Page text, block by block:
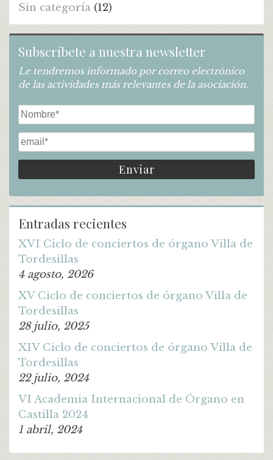
Sin categoría (12)
Subscríbete a nuestra newsletter
Le tendremos informado por correo electrónico
de las actividades más relevantes de la asociación.
Entradas recientes
XVI Ciclo de conciertos de órgano Villa de
Tordesillas
4 agosto, 2026
XV Ciclo de conciertos de órgano Villa de
Tordesillas
28 julio, 2025
XIV Ciclo de conciertos de órgano Villa de
Tordesillas
22 julio, 2024
VI Academia Internacional de Órgano en
Castilla 2024
1 abril, 2024